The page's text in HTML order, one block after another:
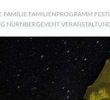
FAMILIE FAMILIENPROGRAMM
NÜRNBERGEVENT